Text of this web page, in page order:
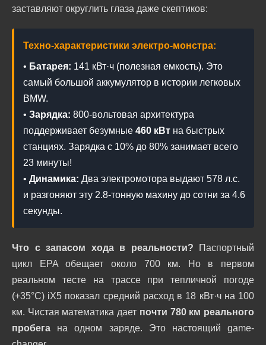
заставляют округлить глаза даже скептиков:
Техно-характеристики электро-монстра:
• Батарея: 141 кВт·ч (полезная емкость). Это
самый большой аккумулятор в истории легковых
BMW.
• Зарядка: 800-вольтовая архитектура
поддерживает безумные 460 кВт на быстрых
станциях. Зарядка с 10% до 80% занимает всего
23 минуты!
• Динамика: Два электромотора выдают 578 л.с.
и разгоняют эту 2.8-тонную махину до сотни за 4.6
секунды.
Что с запасом хода в реальности? Паспортный
цикл EPA обещает около 700 км. Но в первом
реальном тесте на трассе при тепличной погоде
(+35°C) iX5 показал средний расход в 18 кВт·ч на 100
км. Чистая математика дает почти 780 км реального
пробега на одном заряде. Это настоящий game-